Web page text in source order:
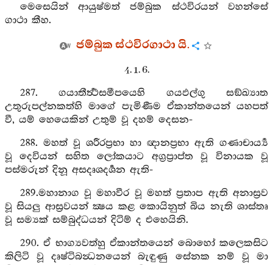
මෙසෙයින් ආයුෂ්මත් ජම්බුක ස්ථවිරයන් වහන්සේ
ගාථා කීහ.
ජම්බුක ස්ථවිරගාථා යි.
4. 1. 6.
287. ගයාතීර්‍ත්‍ථසමීපයෙහි ගයඵල්ගු සඞ්ඛ්‍යාත
උතුරුපල්නකත්හි මාගේ පැමිණීම ඒකාන්තයෙන් යහපත්
වී, යම් හෙයෙකින් උතුම් වූ දහම් දෙසන-
288. මහත් වූ ශරීරප්‍රභා හා ඥානප්‍රභා ඇති ගණාචාර්‍ය්‍ය
වූ දෙවියන් සහිත ලෝකයාට අග්‍රප්‍රාප්ත වූ විනායක වූ
පස්මරුන් දිනූ අසදෘශදර්‍ශන ඇති-
289.මහානාග වූ මහාවීර වූ මහත් ප්‍රතාප ඇති අනාස්‍රව
වූ සියලු ආස්‍රවයන් ක්‍ෂය කළ කොයිනුත් බිය නැති ශාස්තෘ
වූ සම්‍යක් සම්බුද්ධයන් දිටිම් ද එහෙයිනි.
290. ඒ භාග්‍යවත්හු ඒකාන්තයෙන් බොහෝ කලෙකසිට
කිලිටි වූ දෘෂ්ටිබන්‍ධනයෙන් බැඳුණු සේනක නම් වූ මා